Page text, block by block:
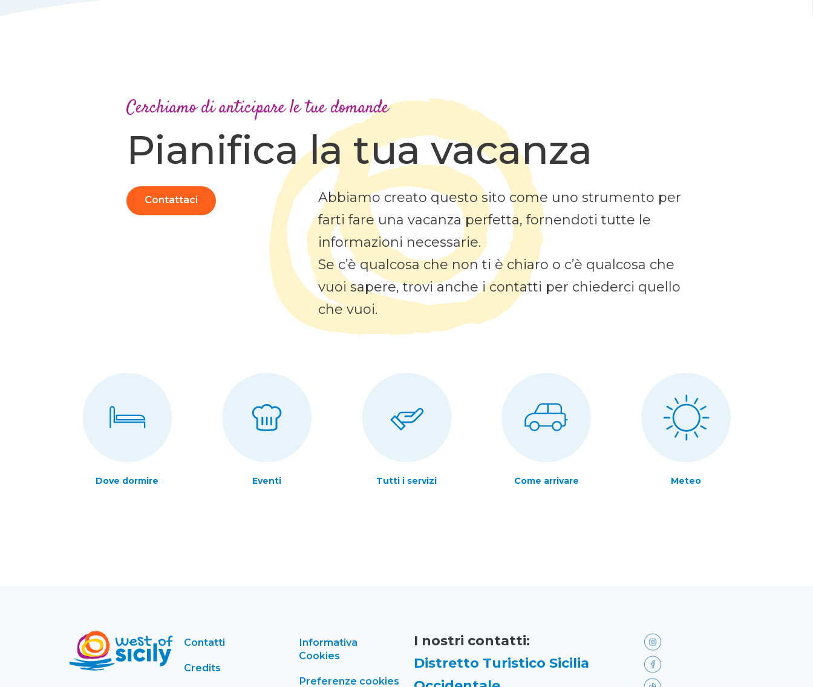
Cerchiamo di anticipare le tue domande
Pianifica la tua vacanza
Contattaci
Abbiamo creato questo sito come uno strumento per
farti fare una vacanza perfetta, fornendoti tutte le
informazioni necessarie.
Se c’è qualcosa che non ti è chiaro o c’è qualcosa che
vuoi sapere, trovi anche i contatti per chiederci quello
che vuoi.
Dove dormire Eventi Tutti i servizi Come arrivare Meteo
Contatti
Credits
Informativa
Cookies
Preferenze cookies
I nostri contatti:
Distretto Turistico Sicilia